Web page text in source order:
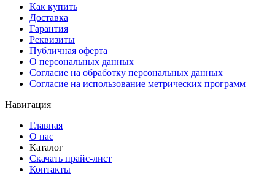
Как купить
Доставка
Гарантия
Реквизиты
Публичная оферта
О персональных данных
Согласие на обработку персональных данных
Согласие на использование метрических программ
Навигация
Главная
О нас
Каталог
Скачать прайс-лист
Контакты